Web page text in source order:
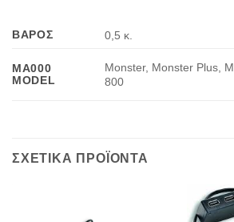
ΒΑΡΟΣ 0,5 κ.
MA000
MODEL
Monster, Monster Plus,
800
ΣΧΕΤΙΚΑ ΠΡΟΪΟΝΤΑ